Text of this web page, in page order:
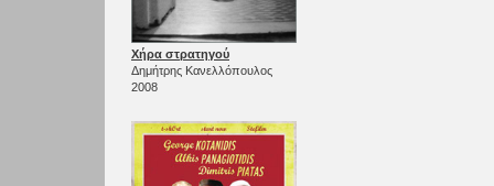
Χήρα στρατηγού
Δημήτρης Κανελλόπουλος
2008